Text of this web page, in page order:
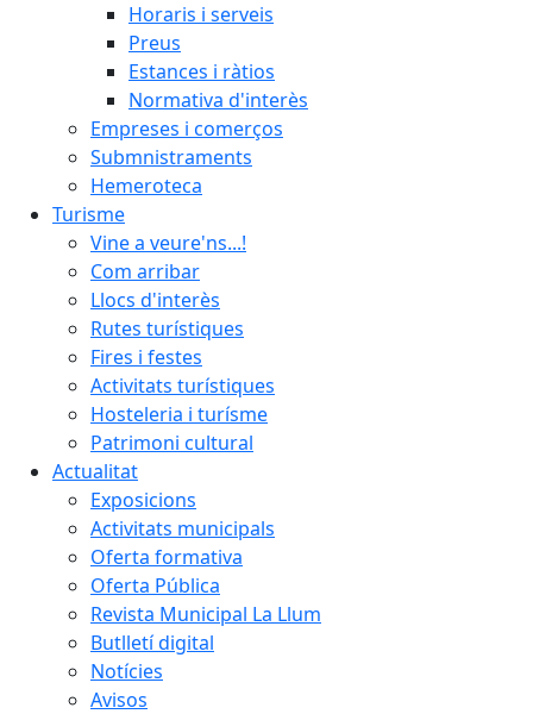
Horaris i serveis
Preus
Estances i ràtios
Normativa d'interès
Empreses i comerços
Submnistraments
Hemeroteca
Turisme
Vine a veure'ns...!
Com arribar
Llocs d'interès
Rutes turístiques
Fires i festes
Activitats turístiques
Hosteleria i turísme
Patrimoni cultural
Actualitat
Exposicions
Activitats municipals
Oferta formativa
Oferta Pública
Revista Municipal La Llum
Butlletí digital
Notícies
Avisos